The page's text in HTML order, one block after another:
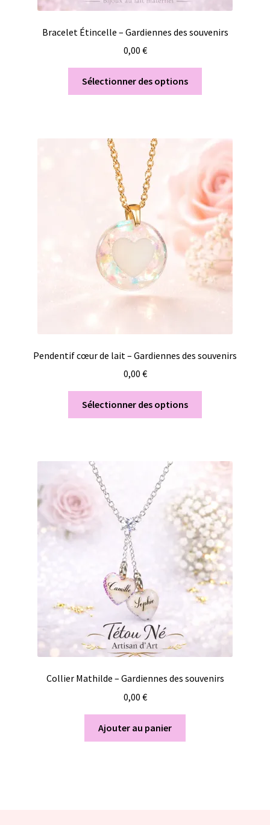
Bracelet Étincelle – Gardiennes des souvenirs
0,00 €
Sélectionner des options
Pendentif cœur de lait – Gardiennes des souvenirs
0,00 €
Sélectionner des options
Collier Mathilde – Gardiennes des souvenirs
0,00 €
Ajouter au panier